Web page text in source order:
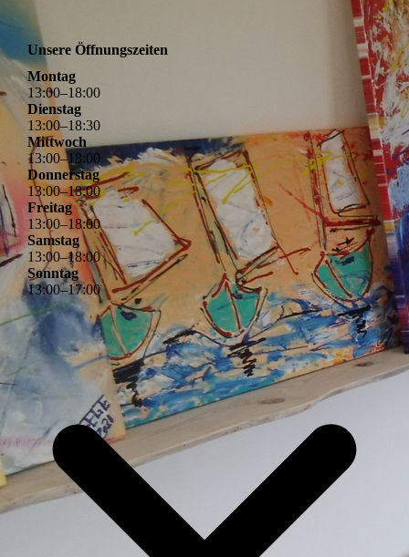
Unsere Öffnungszeiten
Montag
13:00–18:00
Dienstag
13:00–18:30
Mittwoch
13:00–18:00
Donnerstag
13:00–18:00
Freitag
13:00–18:00
Samstag
13:00–18:00
Sonntag
13:00–17:00